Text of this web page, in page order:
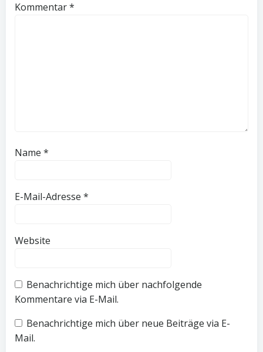
Kommentar*
Name *
E-Mail-Adresse *
Website
Benachrichtige mich über nachfolgende
Kommentare via E-Mail.
Benachrichtige mich über neue Beiträge via E-
Mail.